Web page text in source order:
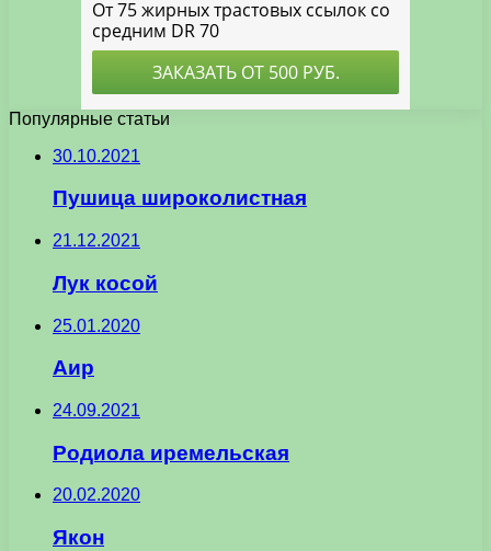
Популярные статьи
30.10.2021
Пушица широколистная
21.12.2021
Лук косой
25.01.2020
Аир
24.09.2021
Родиола иремельская
20.02.2020
Якон